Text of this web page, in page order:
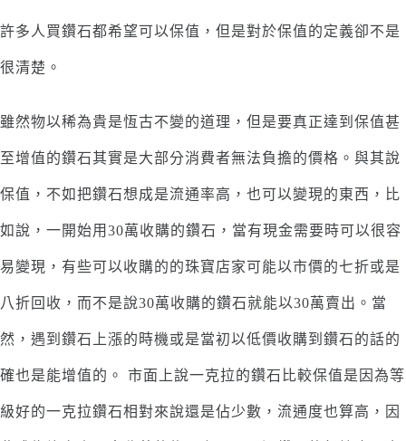
許多人買鑽石都希望可以保值，但是對於保值的定義卻不是
很清楚。
雖然物以稀為貴是恆古不變的道理，但是要真正達到保值甚
至增值的鑽石其實是大部分消費者無法負擔的價格。與其說
保值，不如把鑽石想成是流通率高，也可以變現的東西，比
如說，一開始用30萬收購的鑽石，當有現金需要時可以很容
易變現，有些可以收購的的珠寶店家可能以市價的七折或是
八折回收，而不是說30萬收購的鑽石就能以30萬賣出。當
然，遇到鑽石上漲的時機或是當初以低價收購到鑽石的話的
確也是能增值的。 市面上說一克拉的鑽石比較保值是因為等
級好的一克拉鑽石相對來說還是佔少數，流通度也算高，因